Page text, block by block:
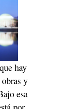
hay
y
esa